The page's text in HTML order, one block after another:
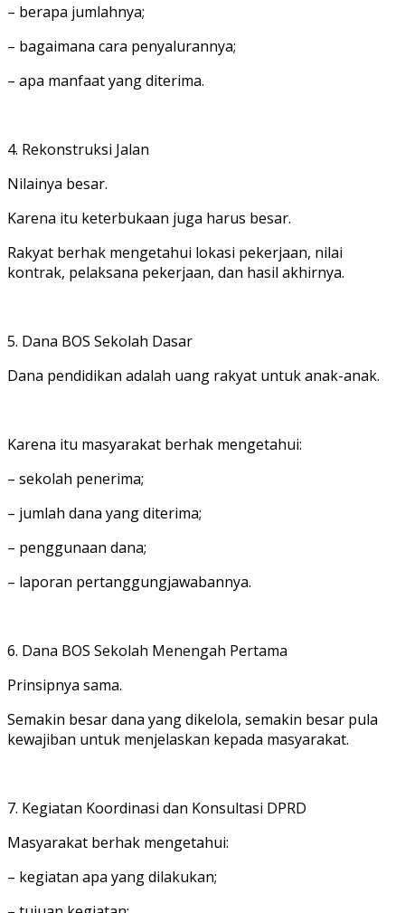
– berapa jumlahnya;
– bagaimana cara penyalurannya;
– apa manfaat yang diterima.
4. Rekonstruksi Jalan
Nilainya besar.
Karena itu keterbukaan juga harus besar.
Rakyat berhak mengetahui lokasi pekerjaan, nilai
kontrak, pelaksana pekerjaan, dan hasil akhirnya.
5. Dana BOS Sekolah Dasar
Dana pendidikan adalah uang rakyat untuk anak-anak.
Karena itu masyarakat berhak mengetahui:
– sekolah penerima;
– jumlah dana yang diterima;
– penggunaan dana;
– laporan pertanggungjawabannya.
6. Dana BOS Sekolah Menengah Pertama
Prinsipnya sama.
Semakin besar dana yang dikelola, semakin besar pula
kewajiban untuk menjelaskan kepada masyarakat.
7. Kegiatan Koordinasi dan Konsultasi DPRD
Masyarakat berhak mengetahui:
– kegiatan apa yang dilakukan;